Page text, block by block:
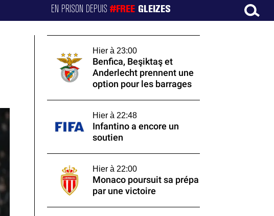
EN PRISON DEPUIS#FREE GLEIZES
Hier à 23:00
Benfica, Beşiktaş et
Anderlecht prennent une
option pour les barrages
Hier à 22:48
Infantino a encore un
soutien
Hier à 22:00
Monaco poursuit sa prépa
par une victoire